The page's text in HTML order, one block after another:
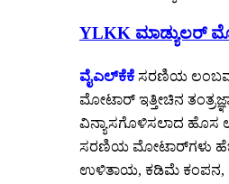
YLKK ಮಾಡ್ಯುಲರ್
ವೈಎಲ್‌ಕೆಕೆ ಸರಣಿಯ
ಮೋಟಾರ್ ಇತ್ತೀಚಿನ
ವಿನ್ಯಾಸಗೊಳಿಸಲಾದ ಹೊಸ
ಸರಣಿಯ ಮೋಟಾರ್‌ಗಳು
ಉಳಿತಾಯ, ಕಡಿಮೆ ಕಂಪನ,